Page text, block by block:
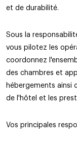
et de durabilité.
Sous la
vous pilotez les
coordonnez
des chambres et
hébergements ainsi
de l'hôtel et les
Vos principales